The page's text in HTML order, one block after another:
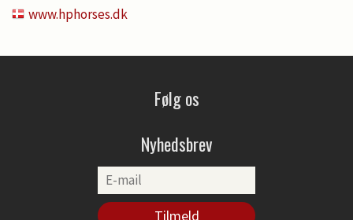
www.hphorses.dk
Følg os
Nyhedsbrev